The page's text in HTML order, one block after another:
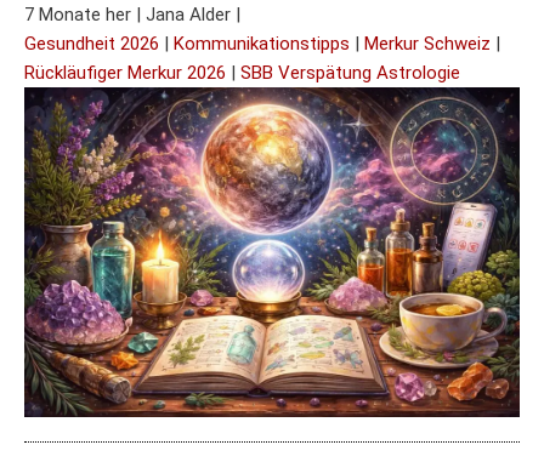
7 Monate her | Jana Alder |
Gesundheit 2026 | Kommunikationstipps | Merkur Schweiz |
Rückläufiger Merkur 2026 | SBB Verspätung Astrologie